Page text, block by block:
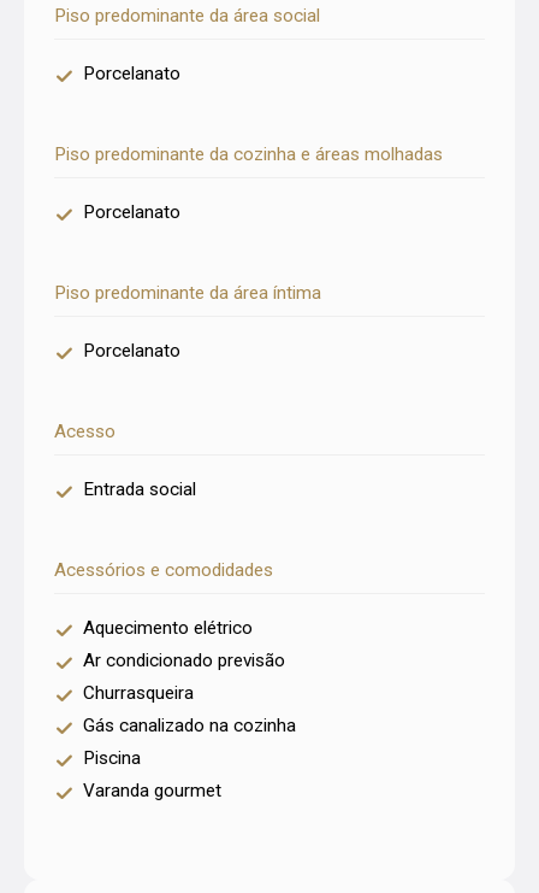
Piso predominante da área social
Porcelanato
Piso predominante da cozinha e áreas molhadas
Porcelanato
Piso predominante da área íntima
Porcelanato
Acesso
Entrada social
Acessórios e comodidades
Aquecimento elétrico
Ar condicionado previsão
Churrasqueira
Gás canalizado na cozinha
Piscina
Varanda gourmet